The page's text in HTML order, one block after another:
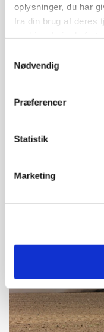
oplysninger, du har
fra din brug af deres
Nødvendig
Præferencer
Statistik
Marketing
BUSINESS
Fra mark til mur:
POLITIK
gødskningslov